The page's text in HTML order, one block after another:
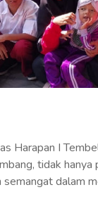
Harapan I
tidak
dalam